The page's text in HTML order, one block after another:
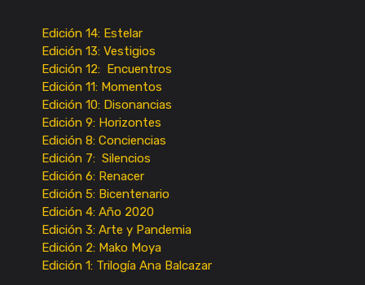
Edición 14: Estelar
Edición 13: Vestigios
Edición 12: Encuentros
Edición 11: Momentos
Edición 10: Disonancias
Edición 9: Horizontes
Edición 8: Conciencias
Edición 7: Silencios
Edición 6: Renacer
Edición 5: Bicentenario
Edición 4: Año 2020
Edición 3: Arte y Pandemia
Edición 2: Mako Moya
Edición 1: Trilogía Ana Balcazar